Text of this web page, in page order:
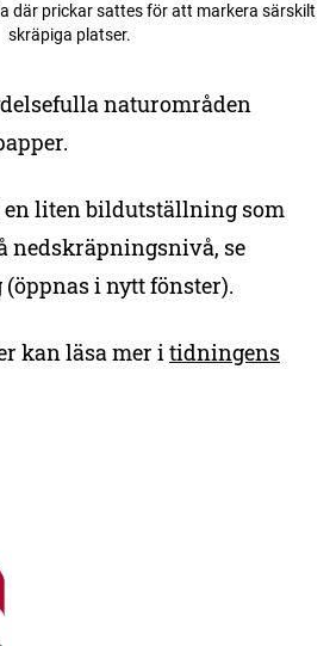
där prickar sattes för att markera särskilt
skräpiga platser.
naturområden
en liten bildutställning som
nedskräpningsnivå, se
(öppnas i nytt fönster).
kan läsa mer itidningens